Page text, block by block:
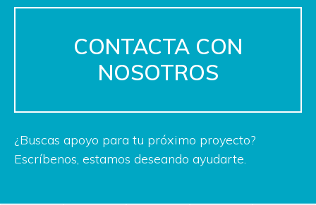
CONTACTA CON
NOSOTROS
¿Buscas apoyo para tu próximo proyecto?
Escríbenos, estamos deseando ayudarte.